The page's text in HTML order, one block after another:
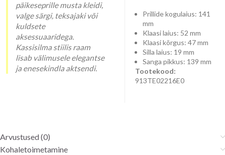
päikeseprille musta kleidi,
valge särgi, teksajaki või
kuldsete
aksessuaaridega.
Kassisilma stiilis raam
lisab välimusele elegantse
ja enesekindla aktsendi.
Prillide kogulaius: 141
mm
Klaasi laius: 52 mm
Klaasi kõrgus: 47 mm
Silla laius: 19 mm
Sanga pikkus: 139 mm
Tootekood:
913TE02216E0
Arvustused (0)
Kohaletoimetamine